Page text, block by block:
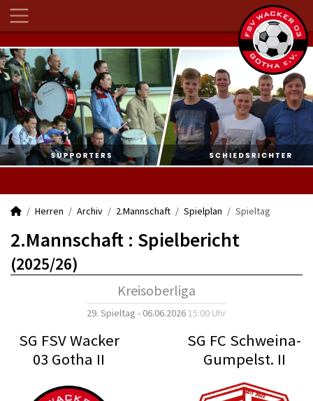
Herren Archiv 2.Mannschaft Spielplan Spieltag
2.Mannschaft : Spielbericht
(2025/26)
Kreisoberliga
29. Spieltag - 06.06.2026 15:00 Uhr
SG FSV Wacker
03 Gotha II
SG FC Schweina-
Gumpelst. II